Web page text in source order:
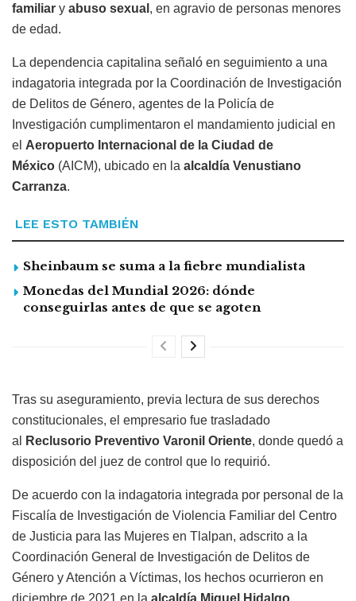
familiar y abuso sexual , en agravio de personas menores
de edad.
La dependencia capitalina señaló en seguimiento a una
indagatoria integrada por la Coordinación de Investigación
de Delitos de Género, agentes de la Policía de
Investigación cumplimentaron el mandamiento judicial en
el Aeropuerto Internacional de la Ciudad de
México (AICM), ubicado en la alcaldía Venustiano
Carranza.
LEE ESTO TAMBIÉN
Sheinbaum se suma a la fiebre mundialista
Monedas del Mundial 2026: dónde
conseguirlas antes de que se agoten
Tras su aseguramiento, previa lectura de sus derechos
constitucionales, el empresario fue trasladado
al
Reclusorio Preventivo Varonil Oriente, donde quedó a
disposición del juez de control que lo requirió.
De acuerdo con la indagatoria integrada por personal de la
Fiscalía de Investigación de Violencia Familiar del Centro
de Justicia para las Mujeres en Tlalpan, adscrito a la
Coordinación General de Investigación de Delitos de
Género y Atención a Víctimas, los hechos ocurrieron en
diciembre de 2021 en la alcaldía Miguel Hidalgo.